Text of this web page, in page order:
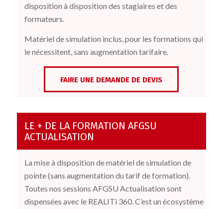
disposition à disposition des stagiaires et des
formateurs.
Matériel de simulation inclus, pour les formations qui
le nécessitent, sans augmentation tarifaire.
FAIRE UNE DEMANDE DE DEVIS
LE + DE LA FORMATION AFGSU
ACTUALISATION
La mise à disposition de matériel de simulation de
pointe (sans augmentation du tarif de formation).
Toutes nos sessions AFGSU Actualisation sont
dispensées avec le REALITi 360. C’est un écosystème